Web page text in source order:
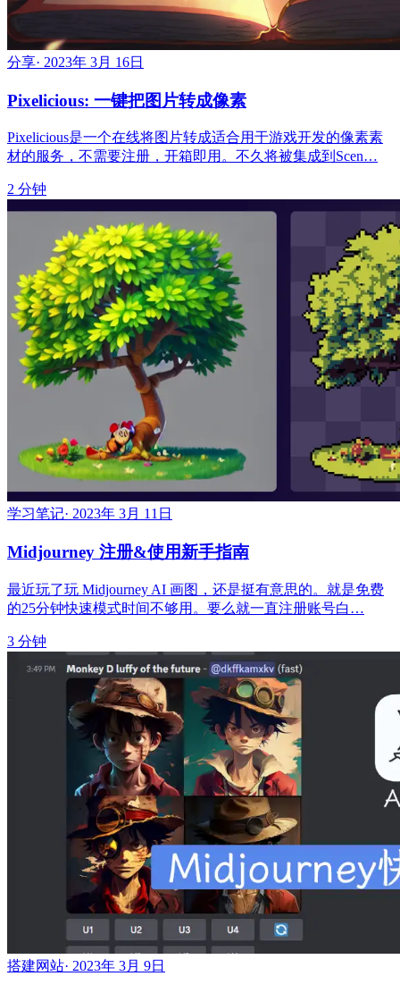
分享· 2023年 3月 16日
Pixelicious: 一键把图片转成像素
Pixelicious是一个在线将图片转成适合用于游戏开发的像素素
材的服务，不需要注册，开箱即用。不久将被集成到Scen…
2 分钟
学习笔记· 2023年 3月 11日
Midjourney 注册&使用新手指南
最近玩了玩 Midjourney AI 画图，还是挺有意思的。就是免费
的25分钟快速模式时间不够用。要么就一直注册账号白…
3 分钟
搭建网站· 2023年 3月 9日